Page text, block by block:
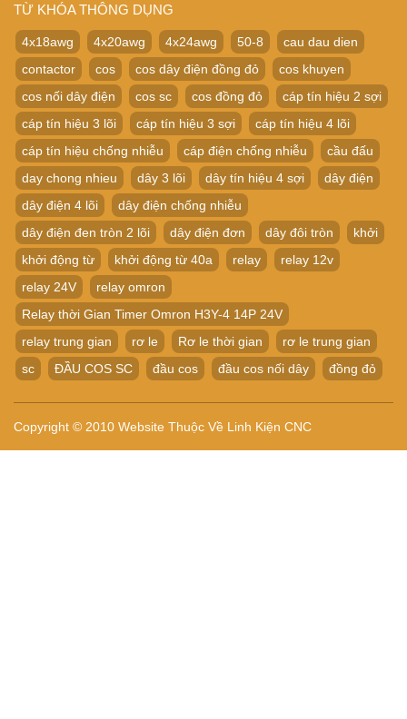
TỪ KHÓA THÔNG DỤNG
4x18awg 4x20awg 4x24awg 50-8
cau dau dien
contactor
cos cos dây điện đồng đỏ
cos khuyen
cos nối dây điện
cos sc cos đồng đỏ
cáp tín hiệu 2 sợi
cáp tín hiệu 3 lõi
cáp tín hiệu 3 sợi
cáp tín hiệu 4 lõi
cáp tín hiệu chống nhiễu
cáp điện chống nhiễu
cầu đấu
day chong nhieu
dây 3 lõi dây tín hiệu 4 sợi
dây điện
dây điện 4 lõi
dây điện chống nhiễu
dây điện đen tròn 2 lõi
dây điện đơn dây đôi tròn
khởi
khởi động từ
khởi động từ 40a relay
relay 12v
relay 24V
relay omron
Relay thời Gian Timer Omron H3Y-4 14P 24V
relay trung gian
rơ le Rơ le thời gian
rơ le trung gian
sc
ĐẦU COS SC đầu cos đầu cos nối dây đồng đỏ
Copyright © 2010 Website Thuộc Về Linh Kiện CNC